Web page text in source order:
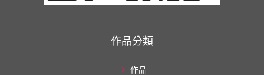
作品分類
作品